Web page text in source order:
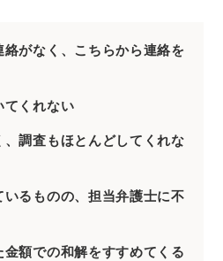
絡や対応が極端に遅い
変わる
解決に向かってくれない
止状態になった
がなく、こちらから連絡を
てくれない
調査もほとんどしてくれな
るものの、担当弁護士に不
額での和解をすすめてくる